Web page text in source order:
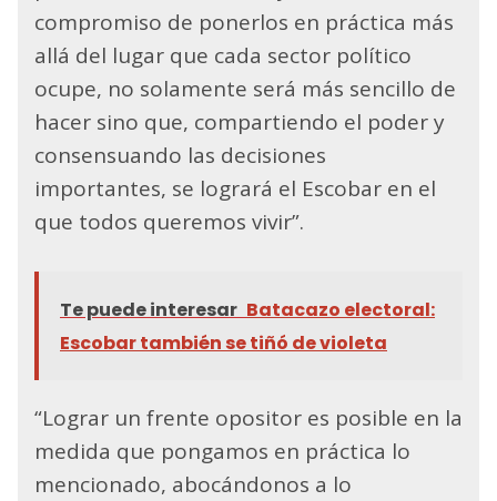
compromiso de ponerlos en práctica más
allá del lugar que cada sector político
ocupe, no solamente será más sencillo de
hacer sino que, compartiendo el poder y
consensuando las decisiones
importantes, se logrará el Escobar en el
que todos queremos vivir”.
Te puede interesar Batacazo electoral:
Escobar también se tiñó de violeta
“Lograr un frente opositor es posible en la
medida que pongamos en práctica lo
mencionado, abocándonos a lo